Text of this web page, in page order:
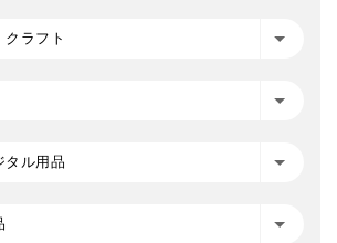
クラフト
タル用品